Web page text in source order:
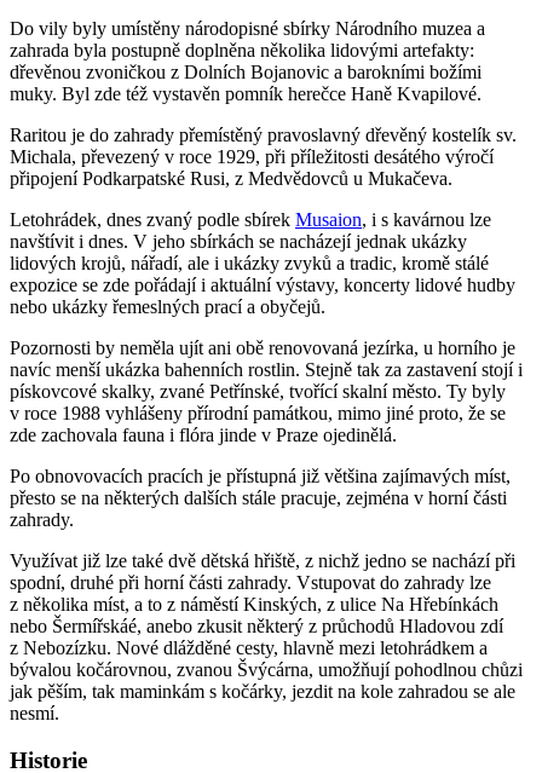
Do vily byly umístěny národopisné sbírky Národního muzea a
zahrada byla postupně doplněna několika lidovými artefakty:
dřevěnou zvoničkou z Dolních Bojanovic a barokními božími
muky. Byl zde též vystavěn pomník herečce Haně Kvapilové.
Raritou je do zahrady přemístěný pravoslavný dřevěný kostelík sv.
Michala, převezený v roce 1929, při příležitosti desátého výročí
připojení Podkarpatské Rusi, z Medvědovců u Mukačeva.
Letohrádek, dnes zvaný podle sbírek Musaion, i s kavárnou lze
navštívit i dnes. V jeho sbírkách se nacházejí jednak ukázky
lidových krojů, nářadí, ale i ukázky zvyků a tradic, kromě stálé
expozice se zde pořádají i aktuální výstavy, koncerty lidové hudby
nebo ukázky řemeslných prací a obyčejů.
Pozornosti by neměla ujít ani obě renovovaná jezírka, u horního je
navíc menší ukázka bahenních rostlin. Stejně tak za zastavení stojí i
pískovcové skalky, zvané Petřínské, tvořící skalní město. Ty byly
v roce 1988 vyhlášeny přírodní památkou, mimo jiné proto, že se
zde zachovala fauna i flóra jinde v Praze ojedinělá.
Po obnovovacích pracích je přístupná již většina zajímavých míst,
přesto se na některých dalších stále pracuje, zejména v horní části
zahrady.
Využívat již lze také dvě dětská hřiště, z nichž jedno se nachází při
spodní, druhé při horní části zahrady. Vstupovat do zahrady lze
z několika míst, a to z náměstí Kinských, z ulice Na Hřebínkách
nebo Šermířskáé, anebo zkusit některý z průchodů Hladovou zdí
z Nebozízku. Nové dlážděné cesty, hlavně mezi letohrádkem a
bývalou kočárovnou, zvanou Švýcárna, umožňují pohodlnou chůzi
jak pěším, tak maminkám s kočárky, jezdit na kole zahradou se ale
nesmí.
Historie